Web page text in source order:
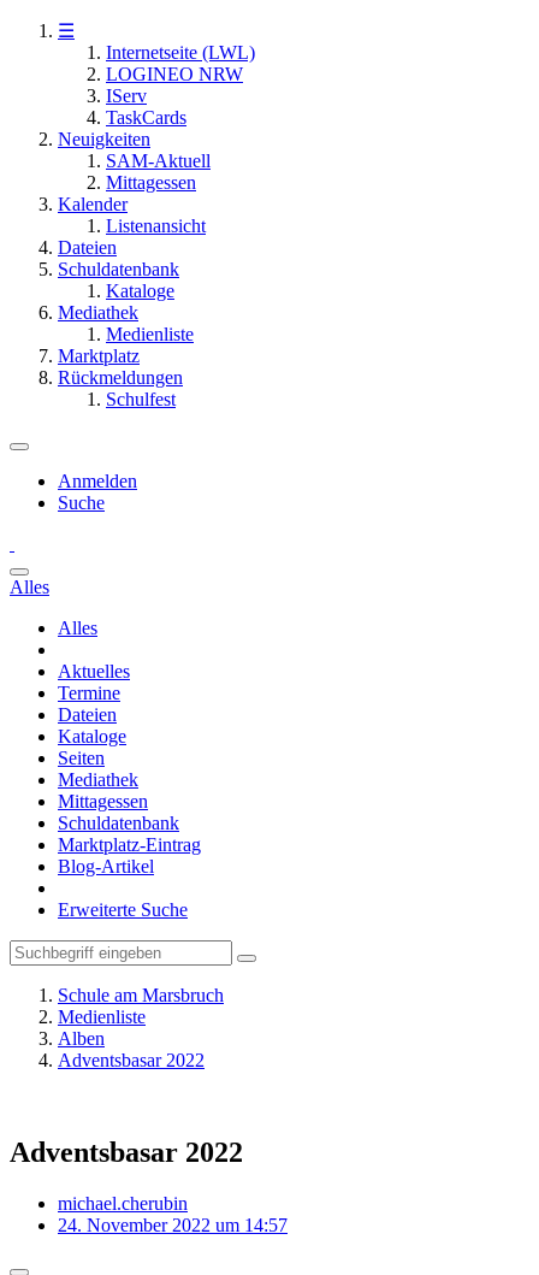
☰
Internetseite (LWL)
LOGINEO NRW
IServ
TaskCards
Neuigkeiten
SAM-Aktuell
Mittagessen
Kalender
Listenansicht
Dateien
Schuldatenbank
Kataloge
Mediathek
Medienliste
Marktplatz
Rückmeldungen
Schulfest
Anmelden
Suche
Alles
Alles
Aktuelles
Termine
Dateien
Kataloge
Seiten
Mediathek
Mittagessen
Schuldatenbank
Marktplatz-Eintrag
Blog-Artikel
Erweiterte Suche
Schule am Marsbruch
Medienliste
Alben
Adventsbasar 2022
Adventsbasar 2022
michael.cherubin
24. November 2022 um 14:57